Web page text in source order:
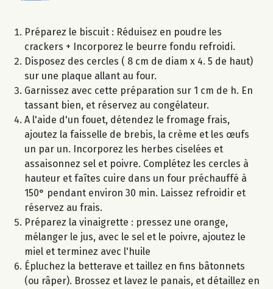
Préparez le biscuit : Réduisez en poudre les
crackers + Incorporez le beurre fondu refroidi.
Disposez des cercles ( 8 cm de diam x 4. 5 de haut)
sur une plaque allant au four.
Garnissez avec cette préparation sur 1 cm de h. En
tassant bien, et réservez au congélateur.
A l'aide d'un fouet, détendez le fromage frais,
ajoutez la faisselle de brebis, la crème et les œufs
un par un. Incorporez les herbes ciselées et
assaisonnez sel et poivre. Complétez les cercles à
hauteur et faîtes cuire dans un four préchauffé à
150° pendant environ 30 min. Laissez refroidir et
réservez au frais.
Préparez la vinaigrette : pressez une orange,
mélanger le jus, avec le sel et le poivre, ajoutez le
miel et terminez avec l'huile
Épluchez la betterave et taillez en fins bâtonnets
(ou râper). Brossez et lavez le panais, et détaillez en